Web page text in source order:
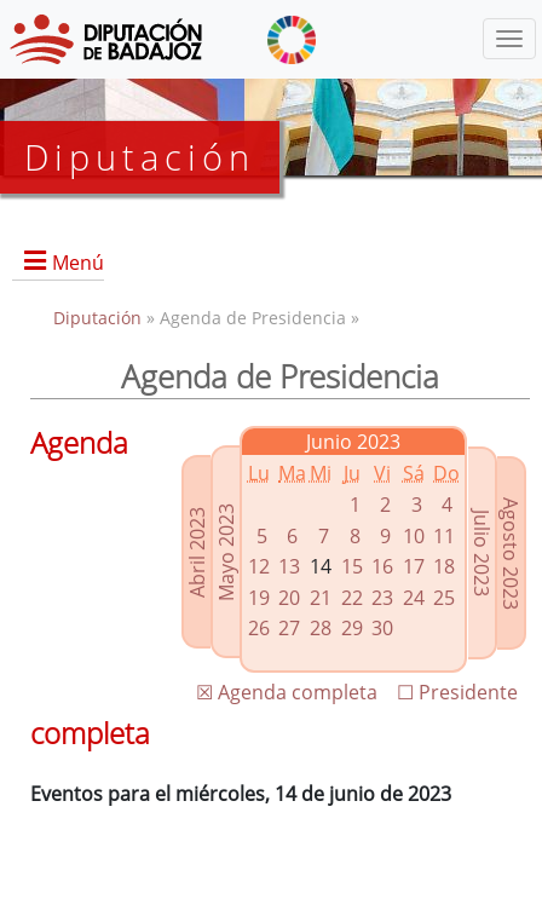
Diputación
Menú
Presidencia
Grupos Políticos
Enlaces relacionados
Agenda de Presidencia
Plenos provinciales y Juntas de gobierno
Oficina de Proyectos Europeos
Diputación » Agenda de Presidencia »
Agenda de Presidencia
Abril 2023Mayo 2023
Junio 2023
Lu Ma Mi Ju Vi Sá Do
1
2 3
4
5
6 7 8 9 10 11
12 13 14 15 16 17 18
19 20 21 22 23 24 25
26 27 28 29 30
Agosto 2023
Julio 2023
☐ Presidente
☒ Agenda completa
Agenda
completa
Eventos para el miércoles, 14 de junio de 2023